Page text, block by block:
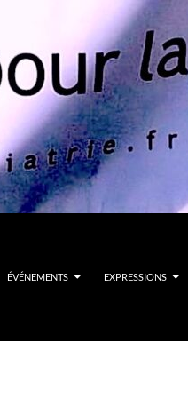
ÉVÉNEMENTS EXPRESSIONS